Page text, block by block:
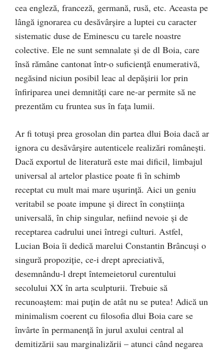
cea engleză, franceză, germană, rusă, etc. Aceasta pe
lângă ignorarea cu desăvârşire a luptei cu caracter
sistematic duse de Eminescu cu tarele noastre
colective. Ele ne sunt semnalate şi de dl Boia, care
însă rămâne cantonat într-o suficienţă enumerativă,
negăsind niciun posibil leac al depăşirii lor prin
înfiriparea unei demnităţi care ne-ar permite să ne
prezentăm cu fruntea sus în faţa lumii.
Ar fi totuşi prea grosolan din partea dlui Boia dacă ar
ignora cu desăvârşire autenticele realizări româneşti.
Dacă exportul de literatură este mai dificil, limbajul
universal al artelor plastice poate fi în schimb
receptat cu mult mai mare uşurinţă. Aici un geniu
veritabil se poate impune şi direct în conştiinţa
universală, în chip singular, nefiind nevoie şi de
receptarea cadrului unei întregi culturi. Astfel,
Lucian Boia îi dedică marelui Constantin Brâncuşi o
singură propoziţie, ce-i drept apreciativă,
desemnându-l drept întemeietorul curentului
secolului XX în arta sculpturii. Trebuie să
recunoaştem: mai puţin de atât nu se putea! Adică un
minimalism coerent cu filosofia dlui Boia care se
învârte în permanenţă în jurul axului central al
demitizării sau marginalizării – atunci când negarea